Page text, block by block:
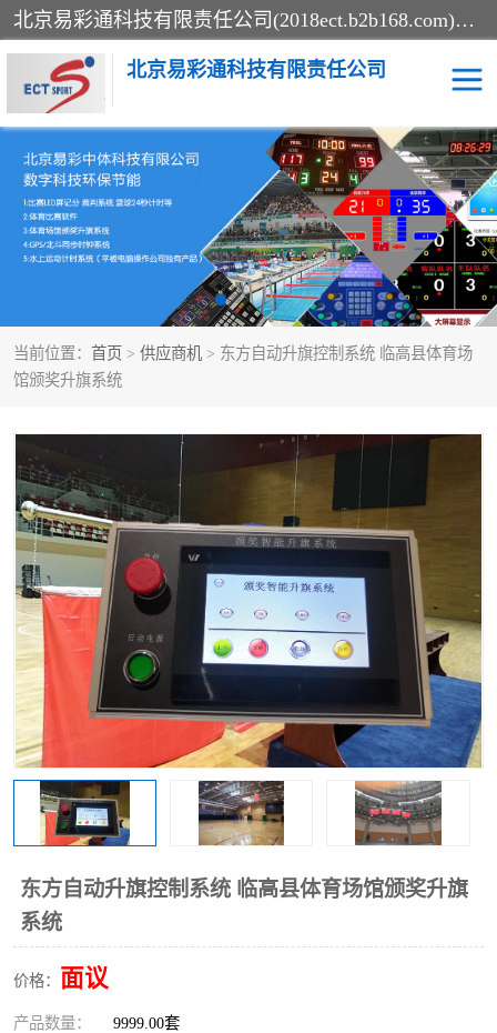
北京易彩通科技有限责任公司(2018ect.b2b168.com)主要提供陕西计时记分系统，全国统一热线：15611947915.北京易彩通科技有限责任公司有一支长期从事智能控制系统研发的高素质的队伍，具有嵌入式系统，视频系统、通信系统、网络系统，体育计时系统的知识和技能。强力打造体育比赛计时计分系统、智能升降旗系统、标准时钟系统、赛事编排及信息发布系统，为用户提供较新的，较廉价的，应用解决方案。
北京易彩通科技有限责任公司
当前位置： 首页 > 供应商机 > 东方自动升旗控制系统 临高县体育场
馆颁奖升旗系统
东方自动升旗控制系统 临高县体育场馆颁奖升旗
系统
价格： 面议
产品数量： 9999.00套
记分系统 游泳计时系统
智能颁奖旗系统 GPS同步时钟系统
计时计分及成绩处理系统 计时记分系统
体育场馆影像采集回放系 游泳馆水下摄影采集救生